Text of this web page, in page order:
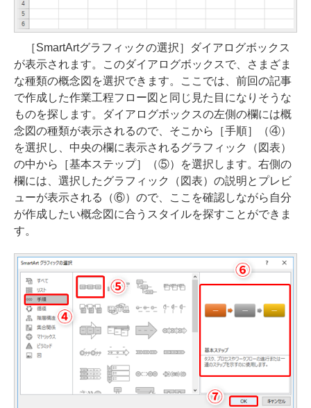
［SmartArtグラフィックの選択］ダイアログボックス
が表示されます。このダイアログボックスで、さまざま
な種類の概念図を選択できます。ここでは、前回の記事
で作成した作業工程フロー図と同じ見た目になりそうな
ものを探します。ダイアログボックスの左側の欄には概
念図の種類が表示されるので、そこから［手順］（④）
を選択し、中央の欄に表示されるグラフィック（図表）
の中から［基本ステップ］（⑤）を選択します。右側の
欄には、選択したグラフィック（図表）の説明とプレビ
ューが表示される（⑥）ので、ここを確認しながら自分
が作成したい概念図に合うスタイルを探すことができま
す。